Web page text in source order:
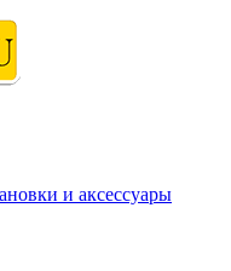
и аксессуары